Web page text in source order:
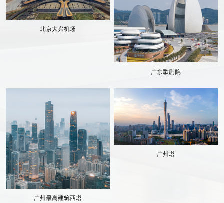
北京大兴机场
广东歌剧院
广州最高建筑西塔
广州塔